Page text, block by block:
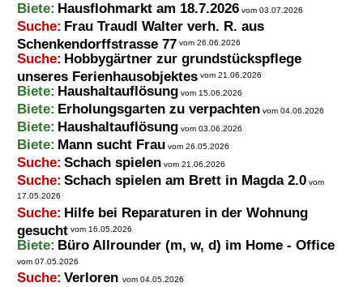
Biete: Hausflohmarkt am 18.7.2026 vom 03.07.2026
Suche: Frau Traudl Walter verh. R. aus
Schenkendorffstrasse 77 vom 26.06.2026
Suche: Hobbygärtner zur grundstückspflege
unseres Ferienhausobjektes vom 21.06.2026
Biete: Haushaltauflösung vom 15.06.2026
Biete: Erholungsgarten zu verpachten vom 04.06.2026
Biete: Haushaltauflösung vom 03.06.2026
Biete: Mann sucht Frau vom 26.05.2026
Suche: Schach spielen vom 21.06.2026
Suche: Schach spielen am Brett in Magda 2.0 vom
17.05.2026
Suche: Hilfe bei Reparaturen in der Wohnung
gesucht vom 16.05.2026
Biete: Büro Allrounder (m, w, d) im Home - Office
vom 07.05.2026
Suche: Verloren vom 04.05.2026